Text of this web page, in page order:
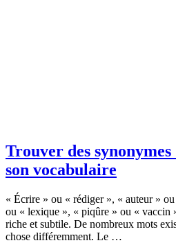
Trouver des
son vocabulaire
« Écrire » ou « rédiger », « auteur »
ou « lexique », « piqûre » ou «
riche et subtile. De nombreux mots
chose différemment. Le …